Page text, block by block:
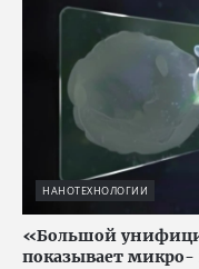
НАНОТЕХНОЛОГИИ
«Большой
показывает